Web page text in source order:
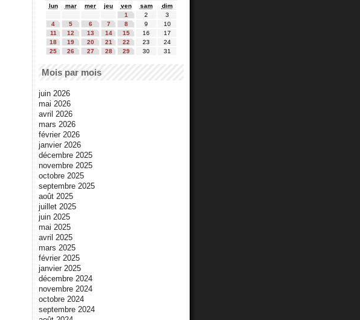
lun
mar mer jeu ven sam
dim
1
2
3
4
5 6 7 8 9
10
11
12 13 14 15 16
17
18
19 20 21 22 23
24
25
26 27 28 29 30 31
Mois par mois
juin 2026
mai 2026
avril 2026
mars 2026
février 2026
janvier 2026
décembre 2025
novembre 2025
octobre 2025
septembre 2025
août 2025
juillet 2025
juin 2025
mai 2025
avril 2025
mars 2025
février 2025
janvier 2025
décembre 2024
novembre 2024
octobre 2024
septembre 2024